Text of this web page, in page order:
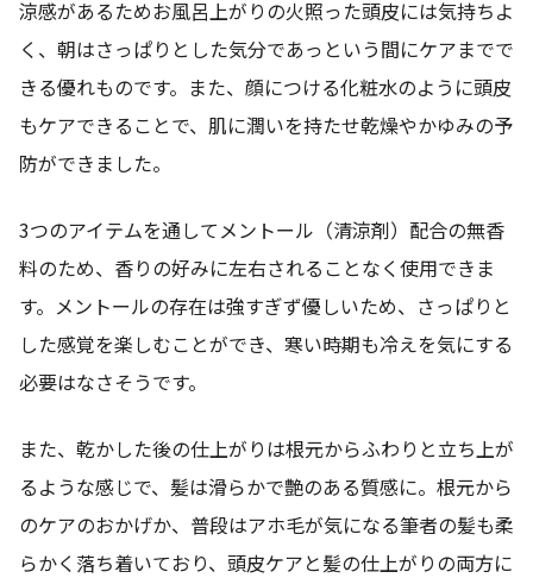
涼感があるためお風呂上がりの火照った頭皮には気持ちよ
く、朝はさっぱりとした気分であっという間にケアまでで
きる優れものです。また、顔につける化粧水のように頭皮
もケアできることで、肌に潤いを持たせ乾燥やかゆみの予
防ができました。
3つのアイテムを通してメントール（清涼剤）配合の無香
料のため、香りの好みに左右されることなく使用できま
す。メントールの存在は強すぎず優しいため、さっぱりと
した感覚を楽しむことができ、寒い時期も冷えを気にする
必要はなさそうです。
また、乾かした後の仕上がりは根元からふわりと立ち上が
るような感じで、髪は滑らかで艶のある質感に。根元から
のケアのおかげか、普段はアホ毛が気になる筆者の髪も柔
らかく落ち着いており、頭皮ケアと髪の仕上がりの両方に